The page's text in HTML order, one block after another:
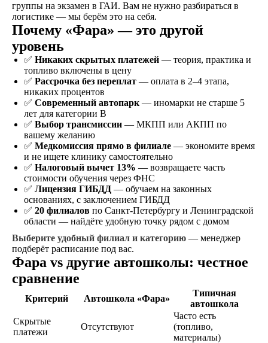
группы на экзамен в ГАИ. Вам не нужно разбираться в
логистике — мы берём это на себя.
Почему «Фара» — это другой
уровень
✅ Никаких скрытых платежей — теория, практика и
топливо включены в цену
✅ Рассрочка без переплат — оплата в 2–4 этапа,
никаких процентов
✅ Современный автопарк — иномарки не старше 5
лет для категории B
✅ Выбор трансмиссии — МКПП или АКПП по
вашему желанию
✅ Медкомиссия прямо в филиале — экономите время
и не ищете клинику самостоятельно
✅ Налоговый вычет 13% — возвращаете часть
стоимости обучения через ФНС
✅ Лицензия ГИБДД — обучаем на законных
основаниях, с заключением ГИБДД
✅ 20 филиалов по Санкт-Петербургу и Ленинградской
области — найдёте удобную точку рядом с домом
Выберите удобный филиал и категорию — менеджер
подберёт расписание под вас.
Фара vs другие автошколы: честное
сравнение
Критерий Автошкола «Фара»
Типичная
автошкола
Скрытые
платежи
Отсутствуют
Часто есть
(топливо,
материалы)
Заключаете договор и
оплачиваете первый
этап от стоимости
обучения в рассрочку
Договор
Проходите
теоретический и
практический курс,
продолжительностью
от 1,5 месяцев, в
зависимости от
категории
транспортного
средства
Обучение
Сдаете внутренние
экзамены в автошколе
свидетельство
Экзамен